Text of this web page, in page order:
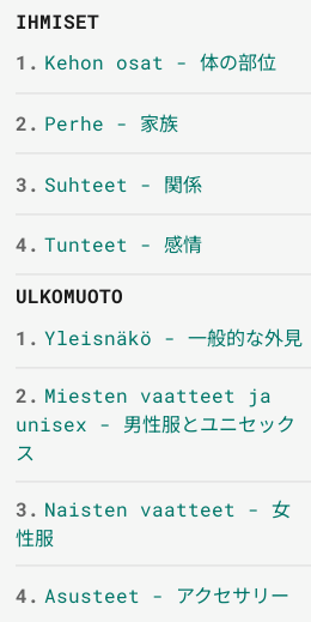
IHMISET
1. Kehon osat - 体の部位
2. Perhe - 家族
3. Suhteet - 関係
4. Tunteet - 感情
ULKOMUOTO
1. Yleisnäkö - 一般的な外見
2. Miesten vaatteet ja
unisex - 男性服とユニセック
ス
3. Naisten vaatteet - 女
性服
4. Asusteet - アクセサリー